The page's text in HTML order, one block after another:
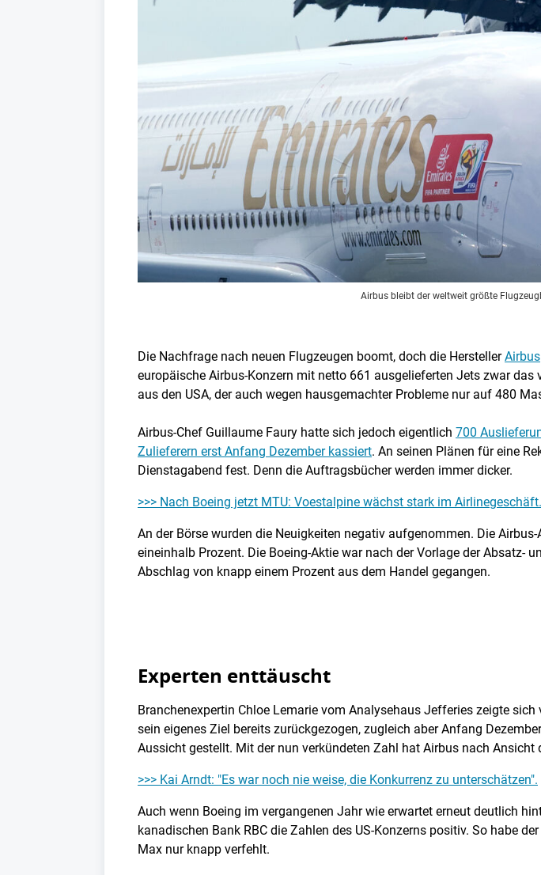
Airbus bleibt der weltweit größte
Die Nachfrage nach neuen Flugzeugen boomt, doch die HerstellerAirbus
europäische Airbus-Konzern mit netto 661 ausgelieferten Jets zwar
aus den USA, der auch wegen hausgemachter Probleme nur auf 480
Airbus-Chef Guillaume Faury hatte sich jedoch eigentlich 700
Zulieferern erst Anfang Dezember kassiert. An seinen Plänen für eine
Dienstagabend fest. Denn die Auftragsbücher werden immer dicker.
>>> Nach Boeing jetzt MTU: Voestalpine wächst stark im Airlinegeschäft.
An der Börse wurden die Neuigkeiten negativ aufgenommen. Die
eineinhalb Prozent. Die Boeing-Aktie war nach der Vorlage der Absatz-
Abschlag von knapp einem Prozent aus dem Handel gegangen.
Experten enttäuscht
Branchenexpertin Chloe Lemarie vom Analysehaus Jefferies zeigte
sein eigenes Ziel bereits zurückgezogen, zugleich aber Anfang
Aussicht gestellt. Mit der nun verkündeten Zahl hat Airbus nach
>>> Kai Arndt: "Es war noch nie weise, die Konkurrenz zu unterschätzen".
Auch wenn Boeing im vergangenen Jahr wie erwartet erneut deutlich
kanadischen Bank RBC die Zahlen des US-Konzerns positiv. So habe
Max nur knapp verfehlt.